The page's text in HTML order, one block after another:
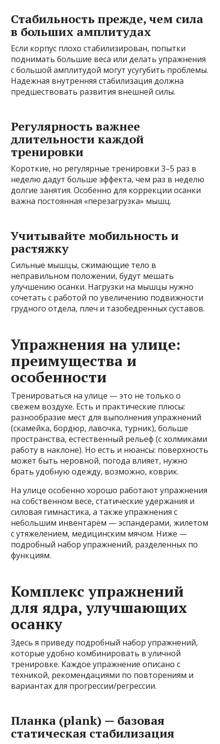
Стабильность прежде, чем сила
в больших амплитудах
Если корпус плохо стабилизирован, попытки
поднимать большие веса или делать упражнения
с большой амплитудой могут усугубить проблемы.
Надежная внутренняя стабилизация должна
предшествовать развития внешней силы.
Регулярность важнее
длительности каждой
тренировки
Короткие, но регулярные тренировки 3–5 раз в
неделю дадут больше эффекта, чем раз в неделю
долгие занятия. Особенно для коррекции осанки
важна постоянная «перезагрузка» мышц.
Учитывайте мобильность и
растяжку
Сильные мышцы, сжимающие тело в
неправильном положении, будут мешать
улучшению осанки. Нагрузки на мышцы нужно
сочетать с работой по увеличению подвижности
грудного отдела, плеч и тазобедренных суставов.
Упражнения на улице:
преимущества и
особенности
Тренироваться на улице — это не только о
свежем воздухе. Есть и практические плюсы:
разнообразие мест для выполнения упражнений
(скамейка, бордюр, лавочка, турник), больше
пространства, естественный рельеф (с холмиками
работу в наклоне). Но есть и нюансы: поверхность
может быть неровной, погода влияет, нужно
брать удобную одежду, возможно, коврик.
На улице особенно хорошо работают упражнения
на собственном весе, статические удержания и
силовая гимнастика, а также упражнения с
небольшим инвентарём — эспандерами, жилетом
с утяжелением, медицинским мячом. Ниже —
подробный набор упражнений, разделенных по
функциям.
Комплекс упражнений
для ядра, улучшающих
осанку
Здесь я приведу подробный набор упражнений,
которые удобно комбинировать в уличной
тренировке. Каждое упражнение описано с
техникой, рекомендациями по повторениям и
вариантах для прогрессии/регрессии.
Планка (plank) — базовая
статическая стабилизация